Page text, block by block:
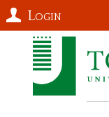
Login